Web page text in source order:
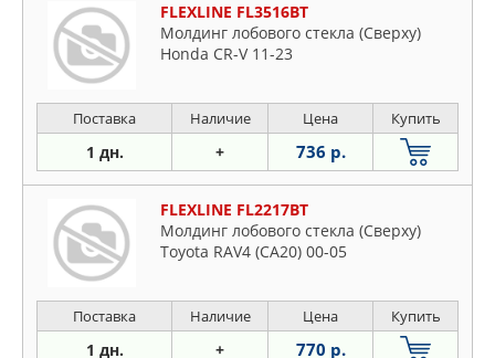
FLEXLINE FL3516BT
Молдинг лобового стекла (Сверху)
Honda CR-V 11-23
Поставка Наличие Цена Купить
1 дн. + 736 р.
FLEXLINE FL2217BT
Молдинг лобового стекла (Сверху)
Toyota RAV4 (CA20) 00-05
Поставка Наличие Цена Купить
1 дн. + 770 р.